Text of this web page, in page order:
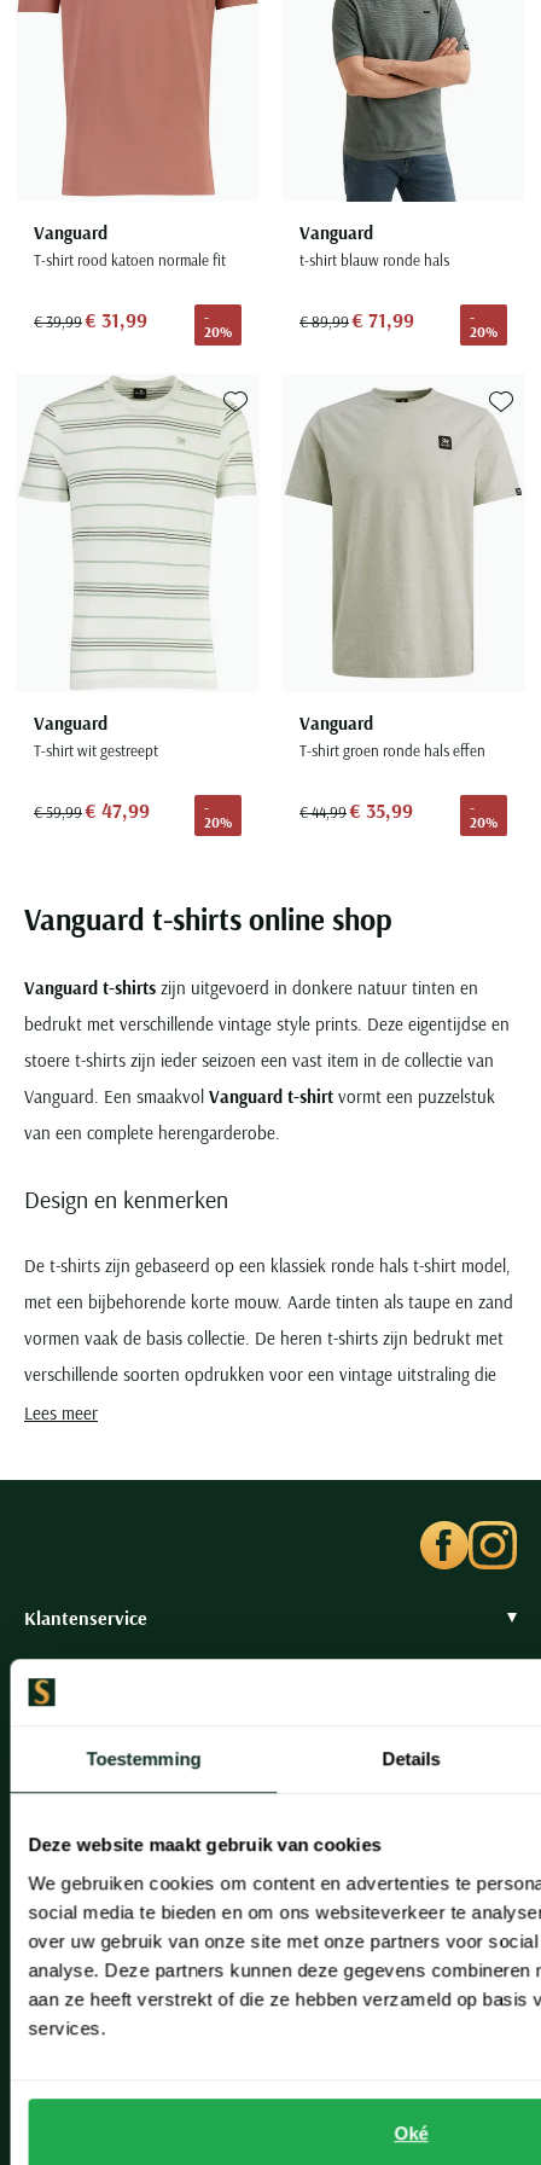
Toestemming Details
Deze website maakt gebruik van cookies
We gebruiken cookies om content en advertenties te
social media te bieden en om ons websiteverkeer te
over uw gebruik van onze site met onze partners voor
analyse. Deze partners kunnen deze gegevens combineren
aan ze heeft verstrekt of die ze hebben verzameld op basis
services.
Oké
Vanguard
T-shirt rood katoen normale fit
€ 39,99€ 31,99
-
20%
Vanguard
t-shirt blauw ronde hals
€ 89,99€ 71,99
-
20%
Vanguard
T-shirt wit gestreept
€ 59,99€ 47,99
-
20%
Toevoegen aan favorieten
Vanguard
T-shirt groen ronde hals effen
€ 44,99€ 35,99
-
20%
Vanguard t-shirts online shop
Vanguard t-shirts zijn uitgevoerd in donkere natuur tinten en
bedrukt met verschillende vintage style prints. Deze eigentijdse en
stoere t-shirts zijn ieder seizoen een vast item in de collectie van
Vanguard. Een smaakvol Vanguard t-shirt vormt een puzzelstuk
van een complete herengarderobe.
Design en kenmerken
De t-shirts zijn gebaseerd op een klassiek ronde hals t-shirt model,
met een bijbehorende korte mouw. Aarde tinten als taupe en zand
vormen vaak de basis collectie. De heren t-shirts zijn bedrukt met
verschillende soorten opdrukken voor een vintage uitstraling die
doet denken aan de route 66. Subtiele applicaties zorgen voor een
online bestellen vanaf maat M tot en
met 3XL. EenVanguard t-shirt
pasvorm van de t-shirts van Vanguard is regular tot wijde fit,
Het merk Vanguard
Het Nederlandse merk Vanguard richt zich op de man met een
eigen karakter en een zeker gevoel voor stijl. Met de kleding van
Vanguard bereikt u een zelfbewuste uitstraling en creëert u een
goede balans tussen casual en gekleed. De collecties tonen ieder
seizoen opnieuw route 66, hetgeen de inspiratiebron vormt voor
Vanguard al sinds het ontstaan van het merk. Goede kwaliteit, met
Vanguard t-shirts bij Schulte Herenmode
Lees meer
Klantenservice
Verzenden
Retourneren
Klachtenafhandeling
Actievoorwaarden